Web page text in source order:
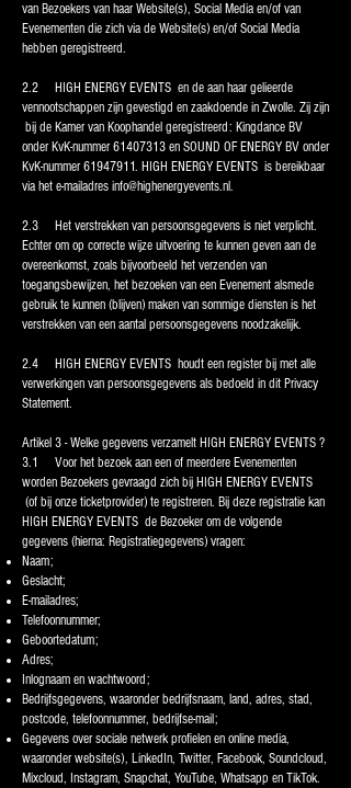
van Bezoekers van haar Website(s), Social Media en/of van
Evenementen die zich via de Website(s) en/of Social Media
hebben geregistreerd.
2.2 HIGH ENERGY EVENTS en de aan haar gelieerde
vennootschappen zijn gevestigd en zaakdoende in Zwolle. Zij zijn
bij de Kamer van Koophandel geregistreerd: Kingdance BV
onder KvK-nummer61407313 en SOUND OF ENERGY BV onder
KvK-nummer61947911. HIGH ENERGY EVENTS is bereikbaar
via het e-mailadres info@highenergyevents.nl.
2.3 Het verstrekken van persoonsgegevens is niet verplicht.
Echter om op correcte wijze uitvoering te kunnen geven aan de
overeenkomst, zoals bijvoorbeeld het verzenden van
toegangsbewijzen, het bezoeken van een Evenement alsmede
gebruik te kunnen (blijven) maken van sommige diensten is het
verstrekken van een aantal persoonsgegevens noodzakelijk.
2.4 HIGH ENERGY EVENTS houdt een register bij met alle
verwerkingen van persoonsgegevens als bedoeld in dit Privacy
Statement.
Artikel 3 - Welke gegevens verzamelt HIGH ENERGY EVENTS ?
3.1 Voor het bezoek aan een of meerdere Evenementen
worden Bezoekers gevraagd zich bij HIGH ENERGY EVENTS
(of bij onze ticketprovider) te registreren. Bij deze registratie kan
HIGH ENERGY EVENTS de Bezoeker om de volgende
gegevens (hierna: Registratiegegevens) vragen:
Naam;
Geslacht;
E-mailadres;
Telefoonnummer;
Geboortedatum;
Adres;
Inlognaam en wachtwoord;
Bedrijfsgegevens, waaronder bedrijfsnaam, land, adres, stad,
postcode, telefoonnummer, bedrijfse-mail;
Gegevens over sociale netwerk profielen en online media,
waaronder website(s), LinkedIn, Twitter, Facebook, Soundcloud,
Mixcloud, Instagram, Snapchat, YouTube, Whatsapp en TikTok.